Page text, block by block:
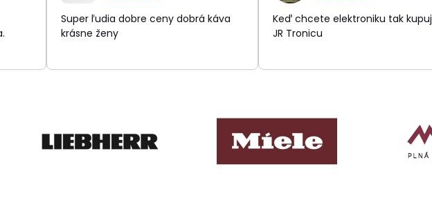
/
5
Super ľudia dobre ceny dobrá káva
krásne ženy
/
5
Keď chcete elektroniku tak
JR Tronicu